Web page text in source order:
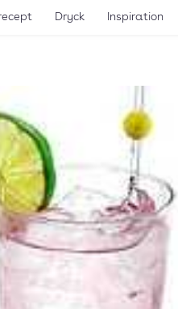
Dryck Inspiration